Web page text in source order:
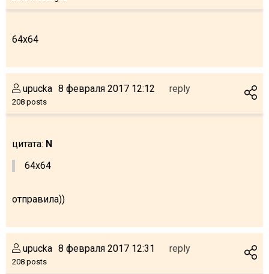
64x64
upucka
208 posts
8 февраля 2017 12:12 reply
цитата: N
64x64
отправила))
upucka
208 posts
8 февраля 2017 12:31 reply